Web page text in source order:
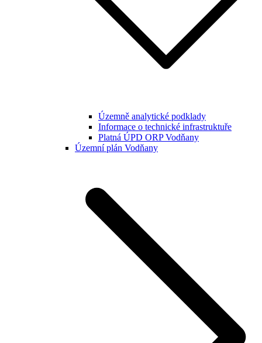
Územně analytické podklady
Informace o technické infrastruktuře
Platná ÚPD ORP Vodňany
Územní plán Vodňany